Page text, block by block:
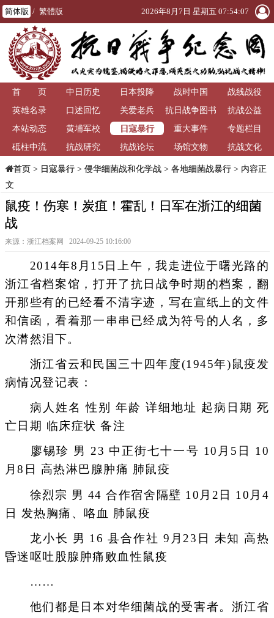
简体版 / 繁體版 2026年8月7日 星期五 07:54:08
首 页 中日历史 日本投降 战时中国
战线战役
英雄名录
口述回忆 关爱老兵
抗日战争图书
馆
抗战公益
本站动态
黄埔军校 日寇暴行 重大事件
专题栏目
砥柱中流
抗战研究 抗战论坛 场馆文物 抗战文化
首页> 日寇暴行> 侵华细菌战和化学战> 各地细菌战暴行> 内容正
文
鼠疫！伤寒！炭疽！霍乱！日军在浙江的细菌
战
来源：浙江档案网 2024-09-25 10:16:00
2014年8月15日上午，我走进位于曙光路的
浙江省档案馆，打开了抗日战争时期的档案，翻
开那些有的已经看不清字迹，写在宣纸上的文件
和信函，看着那一串串已经成为符号的人名，多
次潸然泪下。
浙江省云和民国三十四年度(1945年)鼠疫发
病情况登记表：
病人姓名 性别 年龄 详细地址 起病日期 死
亡日期 临床症状 备注
廖锡珍 男 23 中正街七十一号 10月5日 10
月8日 高热淋巴腺肿痛 肺鼠疫
徐烈宗 男 44 合作宿舍隔壁 10月2日 10月4
日 发热胸痛、咯血 肺鼠疫
龙小长 男 16 县合作社 9月23日 未知 高热
昏迷呕吐股腺肿痛败血性鼠疫
……
他们都是日本对华细菌战的受害者。浙江省